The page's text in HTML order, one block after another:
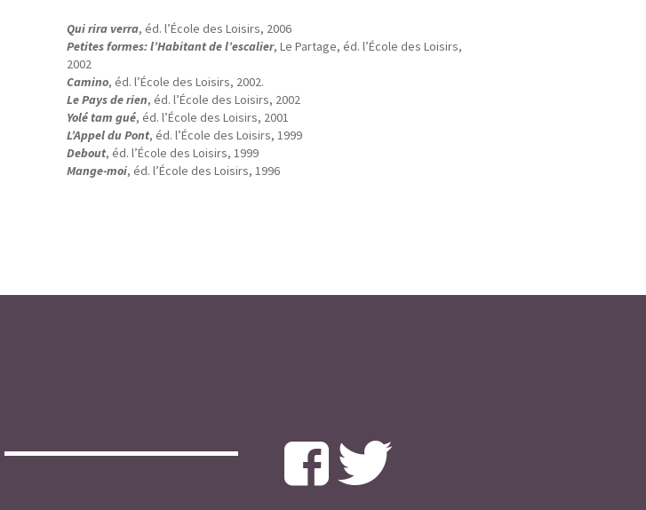
Qui rira verra, éd. l’École des Loisirs, 2006
Petites formes: l’Habitant de l’escalier, Le Partage, éd. l’École des Loisirs,
2002
Camino, éd. l’École des Loisirs, 2002.
Le Pays de rien, éd. l’École des Loisirs, 2002
Yolé tam gué, éd. l’École des Loisirs, 2001
L’Appel du Pont, éd. l’École des Loisirs, 1999
Debout, éd. l’École des Loisirs, 1999
Mange-moi, éd. l’École des Loisirs, 1996